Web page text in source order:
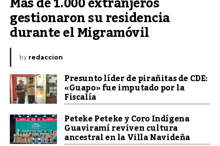
gestionaron su residencia
durante el Migramóvil
by redaccion
Presunto líder de pirañitas de CDE:
«Guapo» fue imputado por la
Fiscalía
Peteke Peteke y Coro Indígena
Guaviramí reviven cultura
ancestral en la Villa Navideña